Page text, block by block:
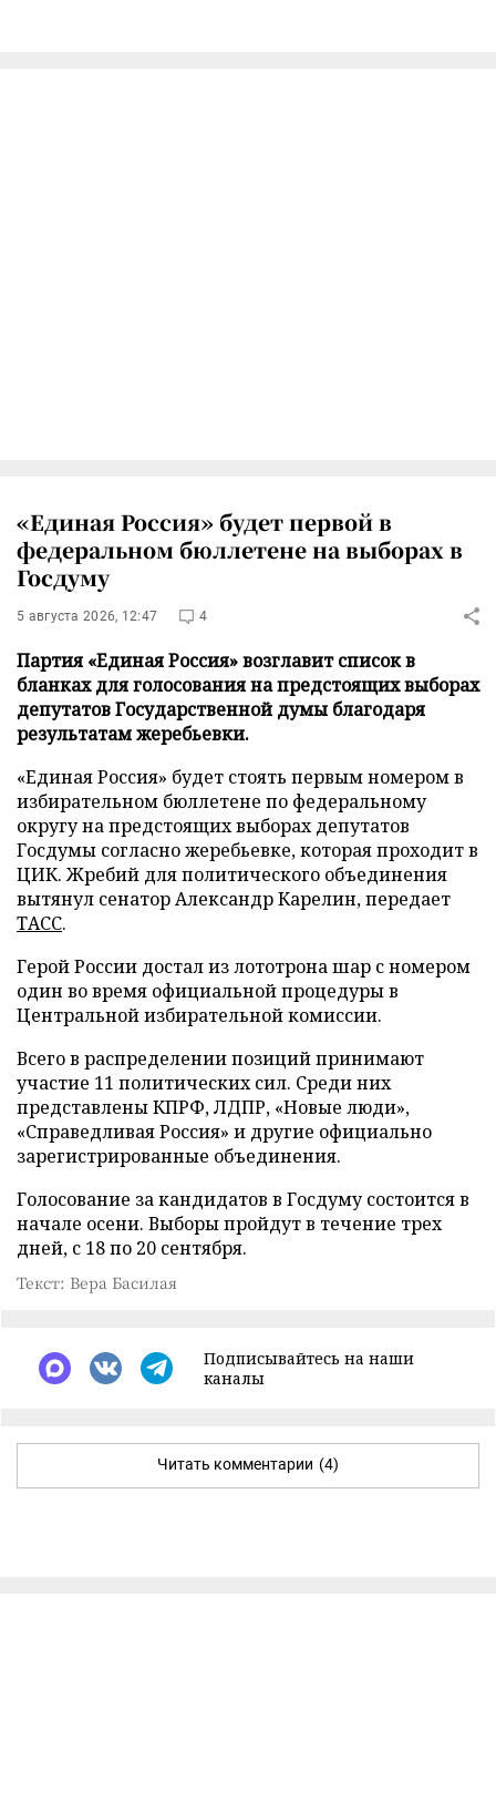
«Единая Россия» будет первой в
федеральном бюллетене на выборах в
Госдуму
5 августа 2026, 12:47 4
Партия «Единая Россия» возглавит список в
бланках для голосования на предстоящих выборах
депутатов Государственной думы благодаря
результатам жеребьевки.
«Единая Россия» будет стоять первым номером в
избирательном бюллетене по федеральному
округу на предстоящих выборах депутатов
Госдумы согласно жеребьевке, которая проходит в
ЦИК. Жребий для политического объединения
вытянул сенатор Александр Карелин, передает
ТАСС.
Герой России достал из лототрона шар с номером
один во время официальной процедуры в
Центральной избирательной комиссии.
Всего в распределении позиций принимают
участие 11 политических сил. Среди них
представлены КПРФ, ЛДПР, «Новые люди»,
«Справедливая Россия» и другие официально
зарегистрированные объединения.
Голосование за кандидатов в Госдуму состоится в
начале осени. Выборы пройдут в течение трех
дней, с 18 по 20 сентября.
Текст: Вера Басилая
Подписывайтесь на наши
каналы
Читать комментарии (4)